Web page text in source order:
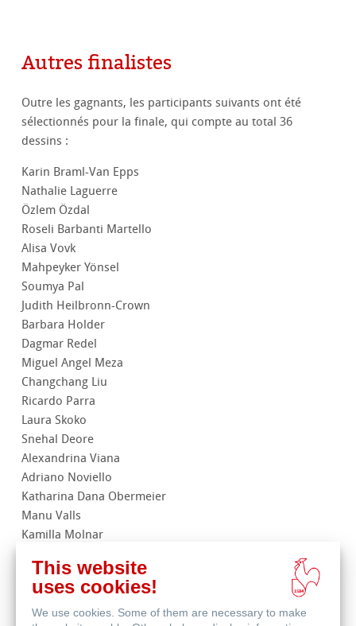
Autres finalistes
Outre les gagnants, les participants suivants ont été
sélectionnés pour la finale, qui compte au total 36
dessins :
Karin Braml-Van Epps
Nathalie Laguerre
Özlem Özdal
Roseli Barbanti Martello
Alisa Vovk
Mahpeyker Yönsel
Soumya Pal
Judith Heilbronn-Crown
Barbara Holder
Dagmar Redel
Miguel Angel Meza
Changchang Liu
Ricardo Parra
Laura Skoko
Snehal Deore
Alexandrina Viana
Adriano Noviello
Katharina Dana Obermeier
Manu Valls
Kamilla Molnar
This website
uses cookies!
We use cookies. Some of them are necessary to make